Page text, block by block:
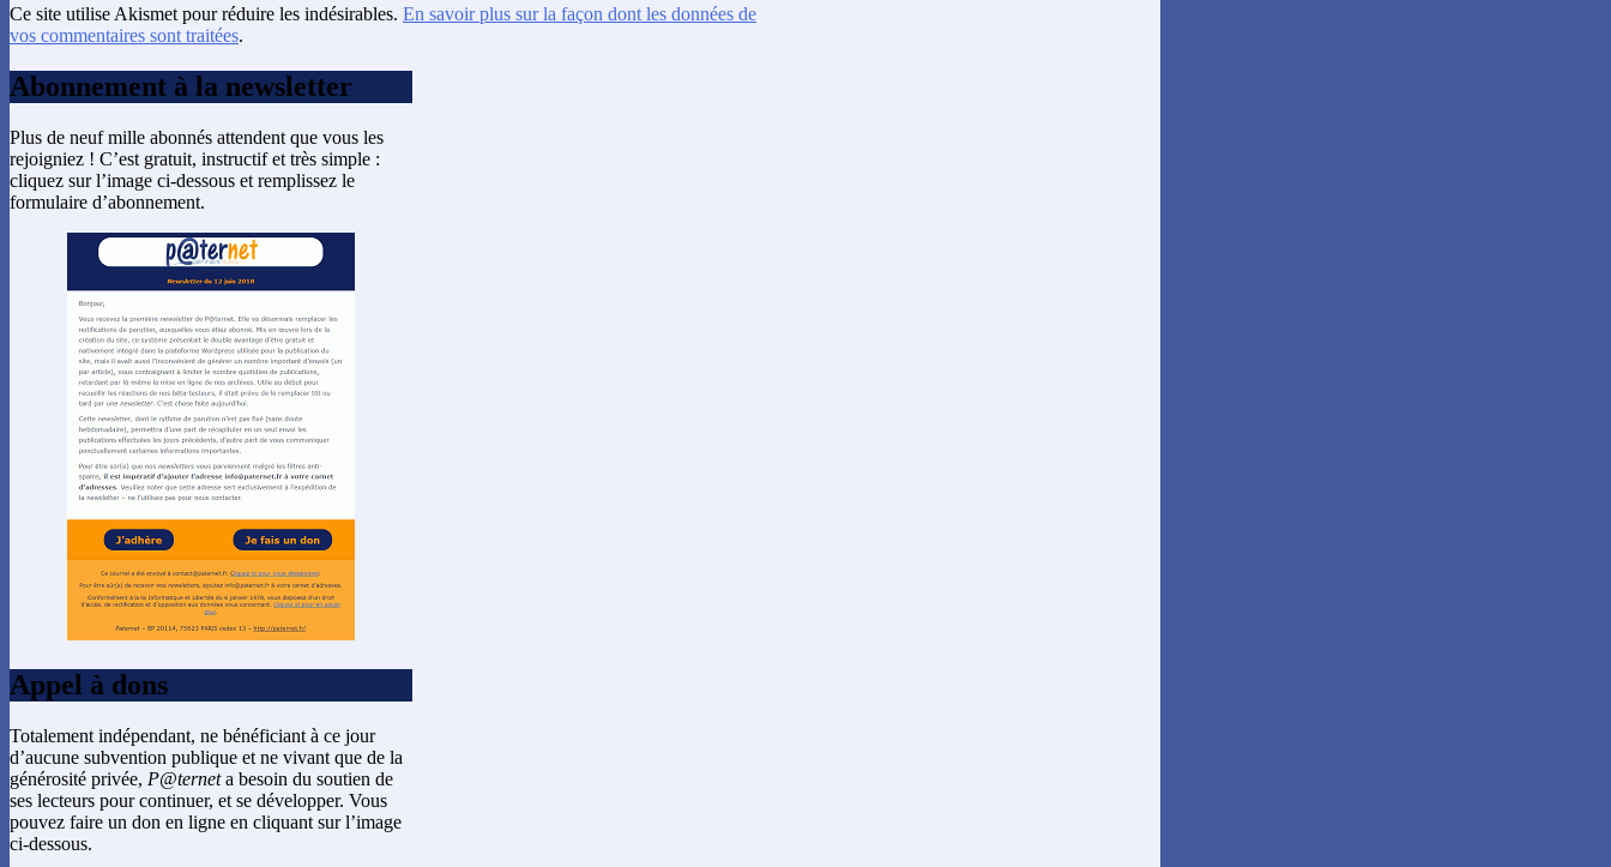
Ce site utilise Akismet pour réduire les indésirables. En savoir plus sur la façon dont les données de
vos commentaires sont traitées.
Abonnement à la newsletter
Plus de neuf mille abonnés attendent que vous les
rejoigniez ! C’est gratuit, instructif et très simple :
cliquez sur l’image ci-dessous et remplissez le
formulaire d’abonnement.
Appel à dons
Totalement indépendant, ne bénéficiant à ce jour
d’aucune subvention publique et ne vivant que de la
générosité privée, P@terneta besoin du soutien de
ses lecteurs pour continuer, et se développer. Vous
pouvez faire un don en ligne en cliquant sur l’image
ci-dessous.